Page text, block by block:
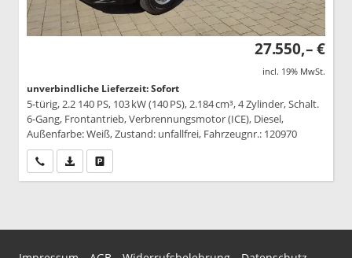
27.550,– €
incl. 19% MwSt.
unverbindliche Lieferzeit: Sofort
5-türig, 2.2 140 PS, 103 kW (140 PS), 2.184 cm³, 4 Zylinder, Schalt.
6-Gang, Frontantrieb, Verbrennungsmotor (ICE), Diesel,
Außenfarbe: Weiß, Zustand: unfallfrei, Fahrzeugnr.: 120970
Wir rufen Sie anPDF-Datei, Fahrzeugexposé drucken